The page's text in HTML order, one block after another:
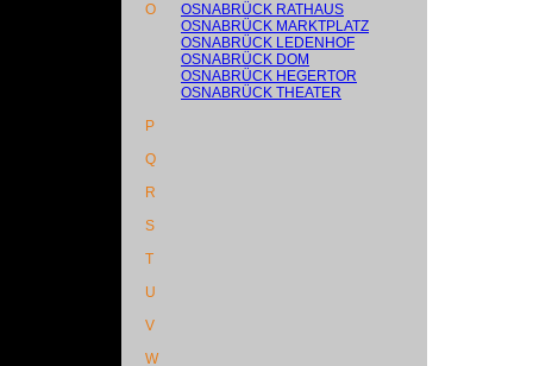
O
P
Q
R
S
T
U
V
W
OSNABRÜCK RATHAUS
OSNABRÜCK MARKTPLATZ
OSNABRÜCK LEDENHOF
OSNABRÜCK DOM
OSNABRÜCK HEGERTOR
OSNABRÜCK THEATER